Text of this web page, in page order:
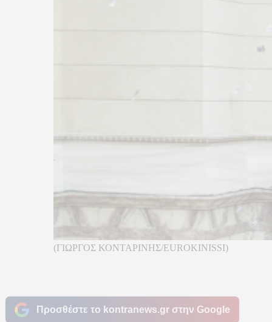
(ΓΙΩΡΓΟΣ ΚΟΝΤΑΡΙΝΗΣ/EUROKINISSI)
Προσθέστε το kontranews.gr στην Google